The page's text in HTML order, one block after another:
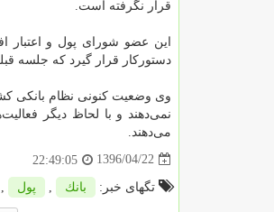
قرار نگرفته است.
این عضو شورای پول و
دستوركار قرار گیرد كه جلسه
وی وضعیت كنونی نظام بانكی
می‌دهند.
1396/04/22
22:49:05
تگهای خبر: بانك پول